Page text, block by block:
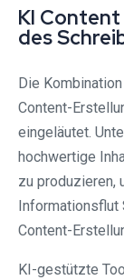
KI Content
des
Die
Content-
eingeläutet.
hochwertige
zu produzieren,
Informationsflut
Content-
KI-gestützte